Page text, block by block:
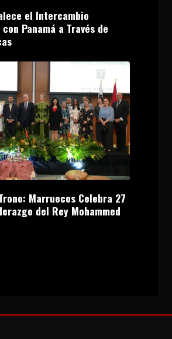
el Intercambio
Panamá a Través de
Marruecos Celebra 27
del Rey Mohammed